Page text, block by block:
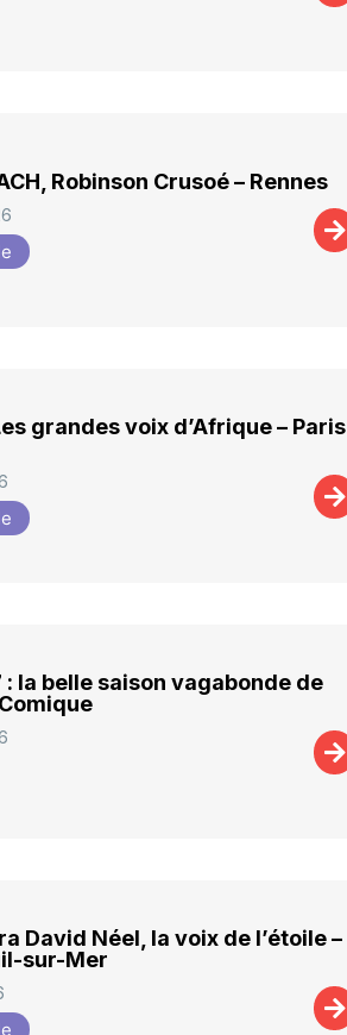
Robinson Crusoé – Rennes
grandes voix d’Afrique – Paris
la belle saison vagabonde de
David Néel, la voix de l’étoile –
sur-Mer